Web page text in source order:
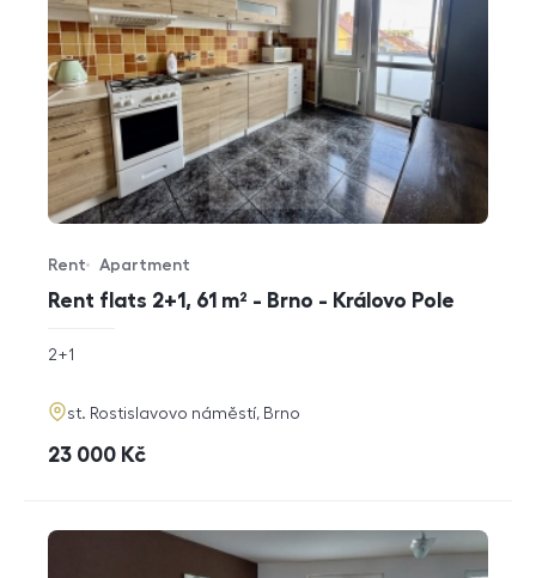
Rent flats 2+1, 61 m² - Brno - Královo Pole
Offer type
Rent
Property type
Apartment
rozměry
disposition
2+1
adresa
st. Rostislavovo náměstí, Brno
cena
23 000 Kč